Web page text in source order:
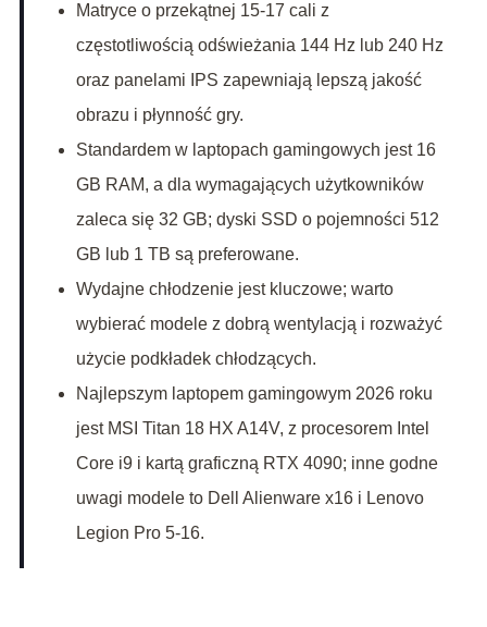
Matryce o przekątnej 15-17 cali z
częstotliwością odświeżania 144 Hz lub 240 Hz
oraz panelami IPS zapewniają lepszą jakość
obrazu i płynność gry.
Standardem w laptopach gamingowych jest 16
GB RAM, a dla wymagających użytkowników
zaleca się 32 GB; dyski SSD o pojemności 512
GB lub 1 TB są preferowane.
Wydajne chłodzenie jest kluczowe; warto
wybierać modele z dobrą wentylacją i rozważyć
użycie podkładek chłodzących.
Najlepszym laptopem gamingowym 2026 roku
jest MSI Titan 18 HX A14V, z procesorem Intel
Core i9 i kartą graficzną RTX 4090; inne godne
uwagi modele to Dell Alienware x16 i Lenovo
Legion Pro 5-16.